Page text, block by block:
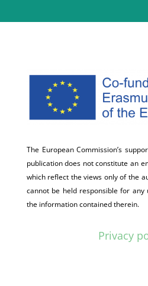
The European Commission’s
publication does not constitute an
which reflect the views only of the
cannot be held responsible for
the information contained therein.
Privacy